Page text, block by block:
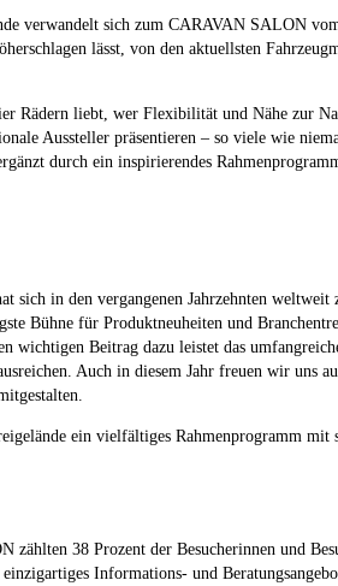
verwandelt sich zum CARAVAN SALON
lässt, von den aktuellsten
Rädern liebt, wer Flexibilität und Nähe
Aussteller präsentieren – so viele wie
durch ein inspirierendes
sich in den vergangenen Jahrzehnten
Bühne für Produktneuheiten und
Beitrag dazu leistet das
Auch in diesem Jahr freuen wir
ein vielfältiges Rahmenprogramm mit
38 Prozent der Besucherinnen und
Informations- und